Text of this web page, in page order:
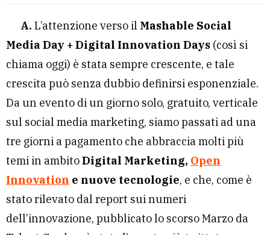
A. L’attenzione verso il Mashable Social
Media Day + Digital Innovation Days (così si
chiama oggi) è stata sempre crescente, e tale
crescita può senza dubbio definirsi esponenziale.
Da un evento di un giorno solo, gratuito, verticale
sul social media marketing, siamo passati ad una
tre giorni a pagamento che abbraccia molti più
temi in ambitoDigital Marketing, Open
Innovation e nuove tecnologie, e che, come è
stato rilevato dal report sui numeri
dell’innovazione, pubblicato lo scorso Marzo da